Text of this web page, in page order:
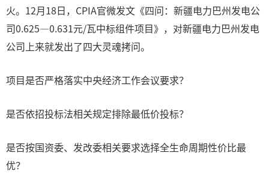
火。12月18日，CPIA官微发文《四问：新疆电力巴州发电公
司0.625—0.631元/瓦中标组件项目》，对新疆电力巴州发电
公司上来就发出了四大灵魂拷问。
项目是否严格落实中央经济工作会议要求？
是否依招投标法相关规定排除最低价投标？
是否按国资委、发改委相关要求选择全生命周期性价比最
优？